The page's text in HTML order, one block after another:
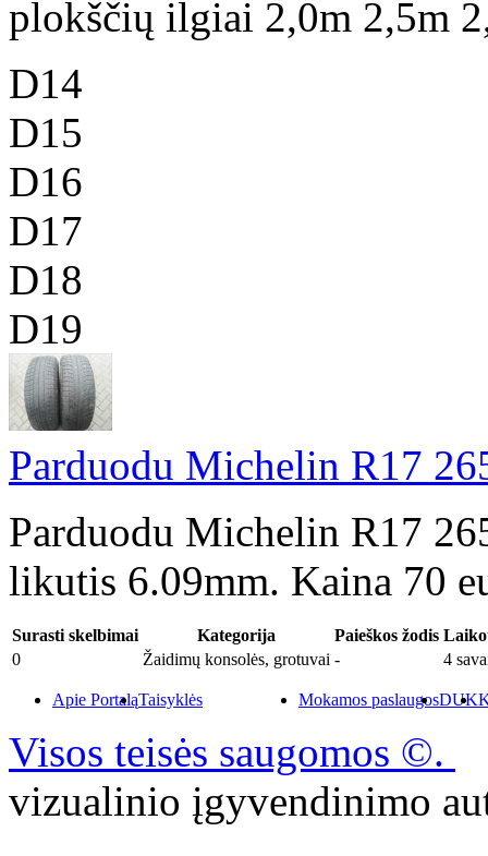
plokščių ilgiai 2,0m 2,5m
D14
D15
D16
D17
D18
D19
Parduodu Michelin R17
Parduodu Michelin R17
likutis 6.09mm. Kaina 70
Surasti skelbimai Kategorija Paieškos žodis
0
Žaidimų konsolės, grotuvai - 4
Apie PortaląTaisyklės Mokamos paslaugosDUK
Visos teisės saugomos ©.
vizualinio įgyvendinimo